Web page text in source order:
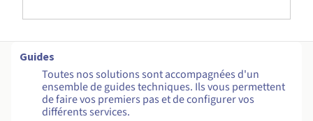
Guides
Toutes nos solutions sont accompagnées d'un
ensemble de guides techniques. Ils vous permettent
de faire vos premiers pas et de configurer vos
différents services.